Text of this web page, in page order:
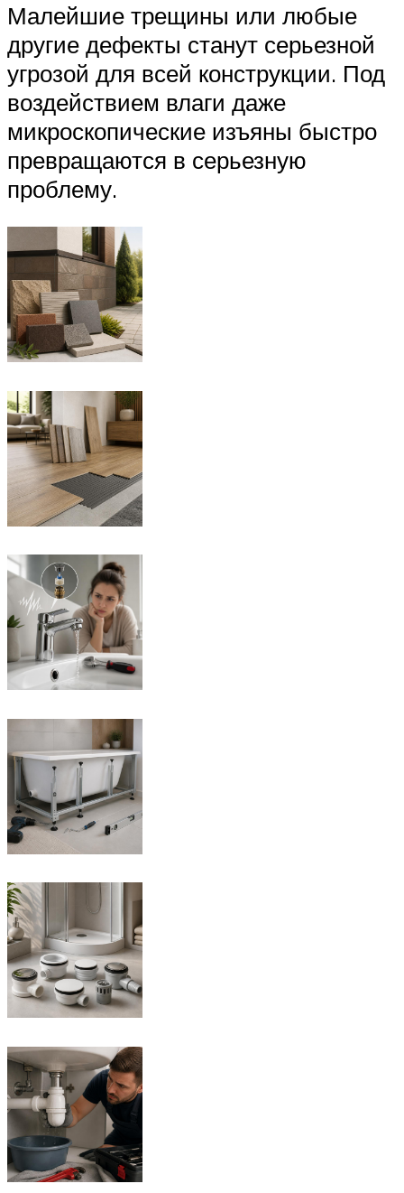
Малейшие трещины или любые
другие дефекты станут серьезной
угрозой для всей конструкции. Под
воздействием влаги даже
микроскопические изъяны быстро
превращаются в серьезную
проблему.